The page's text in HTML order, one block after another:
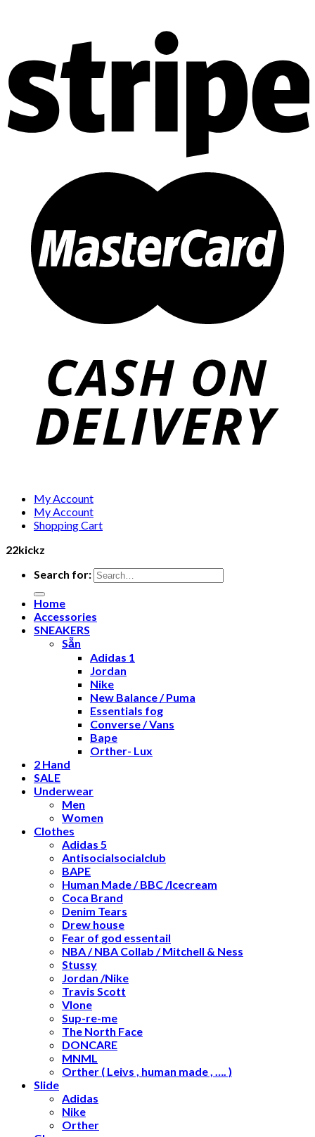
My Account
My Account
Shopping Cart
22kickz
Search for:
Home
Accessories
SNEAKERS
Sẵn
Adidas 1
Jordan
Nike
New Balance / Puma
Essentials fog
Converse / Vans
Bape
Orther- Lux
2 Hand
SALE
Underwear
Men
Women
Clothes
Adidas 5
Antisocialsocialclub
BAPE
Human Made / BBC /Icecream
Coca Brand
Denim Tears
Drew house
Fear of god essentail
NBA / NBA Collab / Mitchell & Ness
Stussy
Jordan /Nike
Travis Scott
Vlone
Sup-re-me
The North Face
DONCARE
MNML
Orther ( Leivs , human made , …. )
Slide
Adidas
Nike
Orther